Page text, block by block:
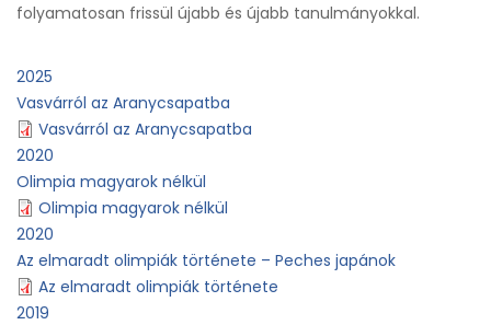
folyamatosan frissül újabb és újabb tanulmányokkal.
2025
Vasvárról az Aranycsapatba
Vasvárról az Aranycsapatba
2020
Olimpia magyarok nélkül
Olimpia magyarok nélkül
2020
Az elmaradt olimpiák története – Peches japánok
Az elmaradt olimpiák története
2019